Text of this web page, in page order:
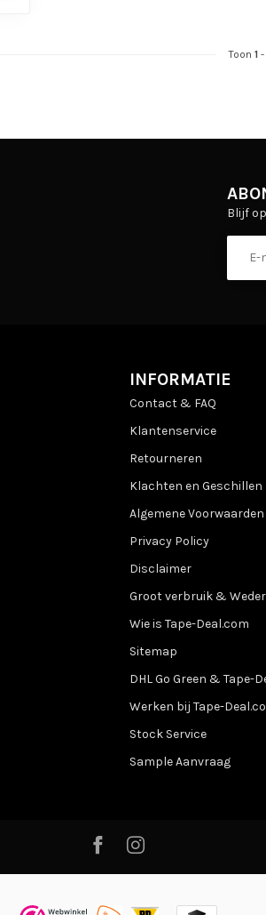
Toon 1-
Blijf
INFORMATIE
Contact & FAQ
Klantenservice
Retourneren
Klachten en Geschillen
Algemene Voorwaarden
Privacy Policy
Disclaimer
Groot verbruik &
Wie is Tape-Deal.com
Sitemap
DHL Go Green & Tape-
Werken bij Tape-
Stock Service
Sample Aanvraag